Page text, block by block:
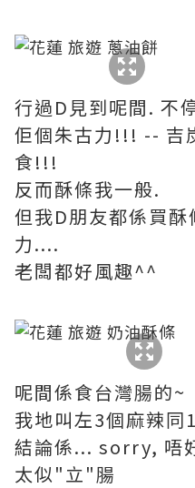
行過D見到呢間. 不
佢個朱古力!!! -- 吉
食!!!
反而酥條我一般.
但我D朋友都係買
力....
老闆都好風趣^^
呢間係食台灣腸的~
我地叫左3個麻辣同
結論係... sorry, 唔
太似"立"腸